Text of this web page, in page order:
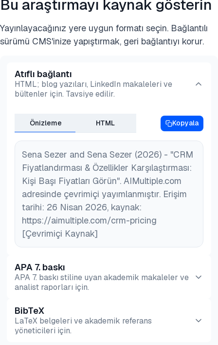
Bu araştırmayı kaynak gösterin
Yayınlayacağınız yere uygun formatı seçin. Bağlantılı
sürümü CMS'inize yapıştırmak, geri bağlantıyı korur.
Atıflı bağlantı
HTML; blog yazıları, LinkedIn makaleleri ve
bültenler için. Tavsiye edilir.
Önizleme HTML Kopyala
Sena Sezer and Sena Sezer (2026) - "CRM
Fiyatlandırması & Özellikler Karşılaştırması:
Kişi Başı Fiyatları Görün". AIMultiple.com
adresinde çevrimiçi yayımlanmıştır. Erişim
tarihi: 26 Nisan 2026, kaynak:
https://aimultiple.com/crm-pricing
[Çevrimiçi Kaynak]
APA 7. baskı
APA 7. baskı stiline uyan akademik makaleler ve
analist raporları için.
Önizleme HTML
BibTeX
LaTeX belgeleri ve akademik referans
yöneticileri için.